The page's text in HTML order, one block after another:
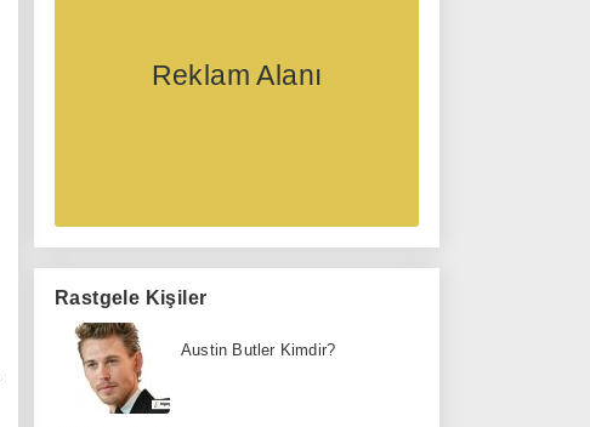
Reklam Alanı
Rastgele Kişiler
Austin Butler Kimdir?